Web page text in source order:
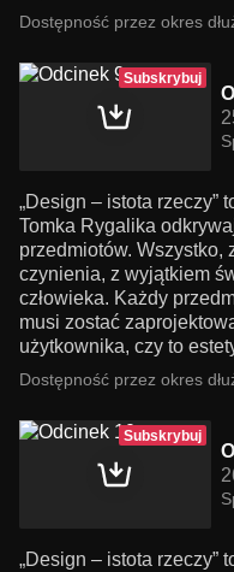
Dostępność przez okres
Subskrybuj
„Design – istota rzeczy”
Tomka Rygalika
przedmiotów. Wszystko,
czynienia, z wyjątkiem
człowieka. Każdy
musi zostać
użytkownika, czy to
Dostępność przez okres
Subskrybuj
„Design – istota rzeczy”